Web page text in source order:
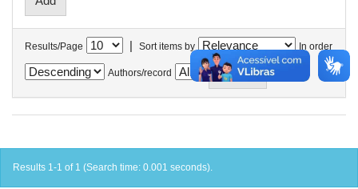
Results/Page | Sort items by In order
Authors/record
Results 1-1 of 1 (Search time: 0.001 seconds).